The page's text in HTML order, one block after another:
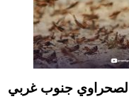
الصحراوي جنوب غربي